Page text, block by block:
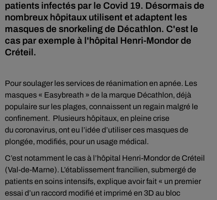
patients infectés par le Covid 19. Désormais de
nombreux hôpitaux utilisent et adaptent les
masques de snorkeling de Décathlon. C'est le
cas par exemple à l'hôpital Henri-Mondor de
Créteil.
Pour soulager les services de réanimation en apnée. Les
masques « Easybreath » de la marque Décathlon, déjà
populaire sur les plages, connaissent un regain malgré le
confinement. Plusieurs hôpitaux, en pleine crise
du coronavirus, ont eu l’idée d’utiliser ces masques de
plongée, modifiés, pour un usage médical.
C’est notamment le cas à l’hôpital Henri-Mondor de Créteil
(Val-de-Marne). L’établissement francilien, submergé de
patients en soins intensifs, explique avoir fait « un premier
essai d’un raccord modifié et imprimé en 3D au bloc